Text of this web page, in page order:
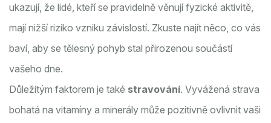
ukazují, že lidé, kteří se pravidelně věnují fyzické aktivitě,
mají nižší riziko vzniku závislostí. Zkuste najít něco, co vás
baví, aby se tělesný pohyb stal přirozenou součástí
vašeho dne.
Důležitým faktorem je také stravování. Vyvážená strava
bohatá na vitamíny a minerály může pozitivně ovlivnit vaši